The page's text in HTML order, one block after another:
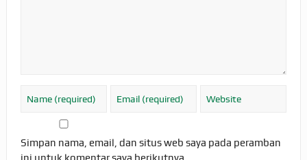
Simpan nama, email, dan situs web saya pada peramban